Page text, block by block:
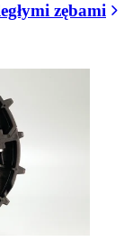
zębami